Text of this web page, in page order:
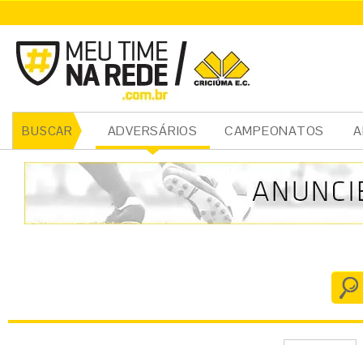
BUSCAR ADVERSÁRIOS CAMPEONATOS
CRICIÚMA